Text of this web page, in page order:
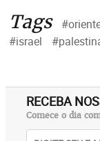
Tags
#israel
RECEBA
Comece o dia